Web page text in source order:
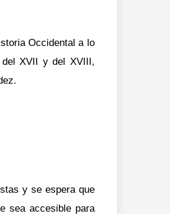
Occidental a lo
XVII y del XVIII,
y se espera que
sea accesible para